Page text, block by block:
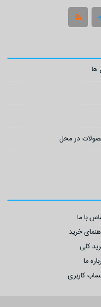
ها
در محل
با ما
خرید
کلی
ما
کاربری